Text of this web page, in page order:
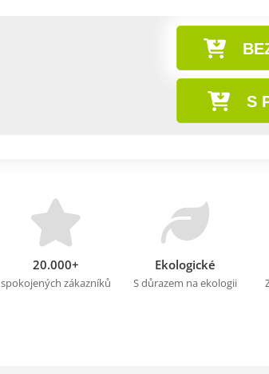
S
20.000+
spokojených zákazníků
Ekologické
S důrazem na ekologii